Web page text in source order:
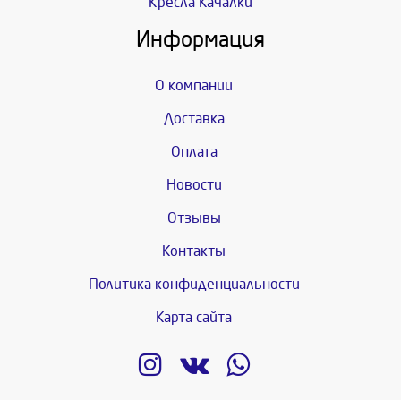
Информация
О компании
Доставка
Оплата
Новости
Отзывы
Контакты
Политика конфиденциальности
Карта сайта